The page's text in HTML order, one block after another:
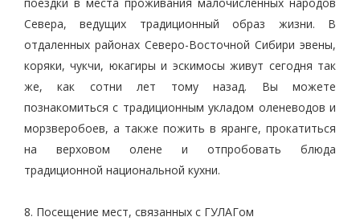
Севера, ведущих традиционный образ жизни. В
отдаленных районах Северо-Восточной Сибири эвены,
коряки, чукчи, юкагиры и эскимосы живут сегодня так
же, как сотни лет тому назад. Вы можете
познакомиться с традиционным укладом оленеводов и
морзверобоев, а также пожить в яранге, прокатиться
на верховом олене и отпробовать блюда
традиционной национальной кухни.
8. Посещение мест, связанных с ГУЛАГом